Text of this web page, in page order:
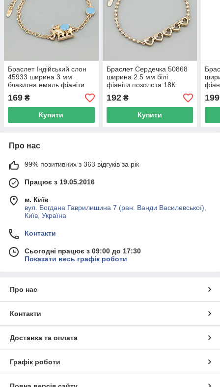
Браслет Індійський слон
45933 ширина 3 мм
блакитна емаль фіаніти
позолота 18К довжина
17+3
169 ₴
Купити
Браслет Сердечка 50868
ширина 2.5 мм білі
фіаніти позолота 18К
довжина 17+3
192₴
Купити
199
Про нас
99% позитивних з 363 відгуків за рік
Працює з 19.05.2016
м. Київ
вул. Богдана Гаврилишина 7 (ран. Ванди Василевської),
Київ, Україна
Контакти
Сьогодні працює з 09:00 до 17:30
Показати весь графік роботи
Про нас
Контакти
Доставка та оплата
Графік роботи